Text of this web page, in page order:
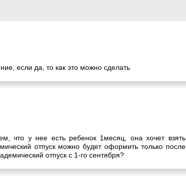
если да, то как это можно сделать
что у нее есть ребенок 1месяц, она хочет взять
отпуск можно будет оформить только после
отпуск с 1-го сентября?